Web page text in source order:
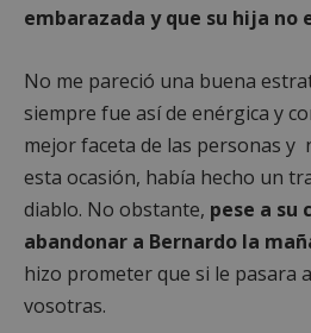
embarazada y que su hija no
No me pareció una buena
siempre fue así de enérgica y
mejor faceta de las personas y
esta ocasión, había hecho un
diablo. No obstante, pese a su
abandonar a Bernardo la
hizo prometer que si le pasara
vosotras.